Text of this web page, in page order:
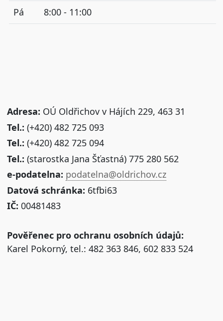
Pá
8:00 - 11:00
Adresa: OÚ Oldřichov v Hájích 229, 463 31
Tel.: (+420) 482 725 093
Tel.: (+420) 482 725 094
Tel.: (starostka Jana Šťastná) 775 280 562
e-podatelna: podatelna@oldrichov.cz
Datová schránka: 6tfbi63
IČ: 00481483
Pověřenec pro ochranu osobních údajů:
Karel Pokorný, tel.: 482 363 846, 602 833 524